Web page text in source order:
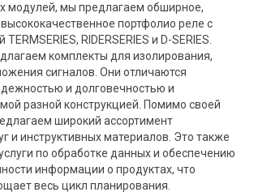
модулей, мы предлагаем обширное,
портфолио реле с
RIDERSERIES и D-SERIES.
комплекты для изолирования,
сигналов. Они отличаются
и долговечностью и
разной конструкцией. Помимо своей
широкий ассортимент
и инструктивных материалов. Это также
по обработке данных и обеспечению
информации о продуктах, что
весь цикл планирования.